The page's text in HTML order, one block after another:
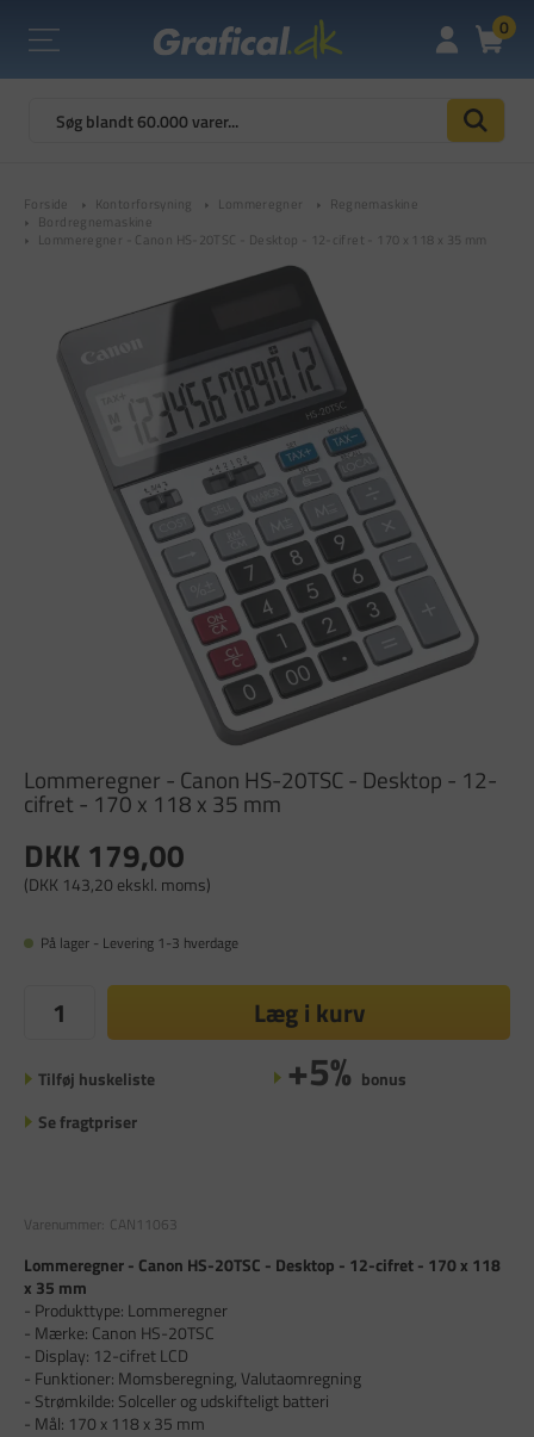
0
Forside Kontorforsyning Lommeregner
Regnemaskine
Bordregnemaskine
Lommeregner - Canon HS-20TSC - Desktop - 12-cifret - 170 x 118 x 35 mm
Lommeregner - Canon HS-20TSC - Desktop - 12-
cifret - 170 x 118 x 35 mm
DKK 179,00
(DKK 143,20 ekskl. moms)
På lager - Levering 1-3 hverdage
Læg i kurv
Tilføj huskeliste +5% bonus
Se fragtpriser
Varenummer: CAN11063
Lommeregner - Canon HS-20TSC - Desktop - 12-cifret - 170 x 118
x 35 mm
- Produkttype: Lommeregner
- Mærke: Canon HS-20TSC
- Display: 12-cifret LCD
- Funktioner: Momsberegning, Valutaomregning
- Strømkilde: Solceller og udskifteligt batteri
- Mål: 170 x 118 x 35 mm